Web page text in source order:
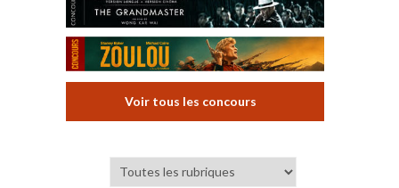
Voir tous les concours